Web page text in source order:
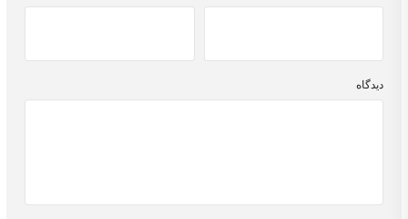
دیدگاه